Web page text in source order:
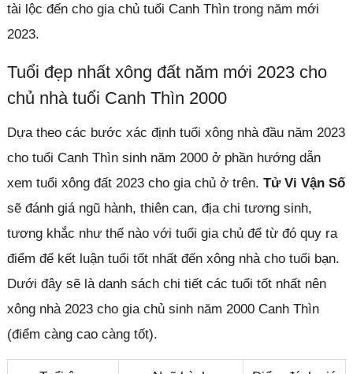
tài lộc đến cho gia chủ tuổi Canh Thìn trong năm mới
2023.
Tuổi đẹp nhất xông đất năm mới 2023 cho
chủ nhà tuổi Canh Thìn 2000
Dựa theo các bước xác định tuổi xông nhà đầu năm 2023
cho tuổi Canh Thìn sinh năm 2000 ở phần hướng dẫn
xem tuổi xông đất 2023 cho gia chủ ở trên. Tử Vi Vận Số
sẽ đánh giá ngũ hành, thiên can, địa chi tương sinh,
tương khắc như thế nào với tuổi gia chủ để từ đó quy ra
điểm để kết luận tuổi tốt nhất đến xông nhà cho tuổi bạn.
Dưới đây sẽ là danh sách chi tiết các tuổi tốt nhất nên
xông nhà 2023 cho gia chủ sinh năm 2000 Canh Thìn
(điểm càng cao càng tốt).